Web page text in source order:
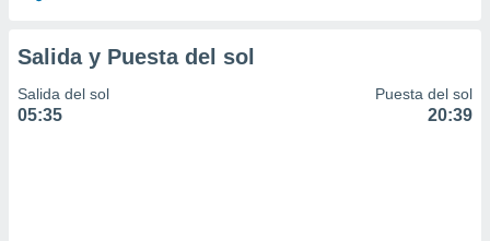
Salida y Puesta del sol
Salida del sol
05:35
Puesta del sol
20:39